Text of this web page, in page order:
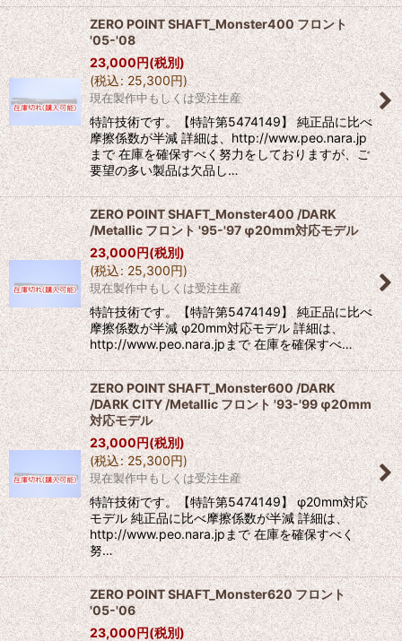
ZERO POINT SHAFT_Monster400 フロント
'05-'08
23,000円(税別)
(税込: 25,300円)
現在製作中もしくは受注生産
特許技術です。【特許第5474149】 純正品に比べ
摩擦係数が半減 詳細は、http://www.peo.nara.jp
まで 在庫を確保すべく努力をしておりますが、ご
要望の多い製品は欠品し…
ZERO POINT SHAFT_Monster400 /DARK
/Metallic フロント '95-'97 φ20mm対応モデル
23,000円(税別)
(税込: 25,300円)
現在製作中もしくは受注生産
特許技術です。【特許第5474149】 純正品に比べ
摩擦係数が半減 φ20mm対応モデル 詳細は、
http://www.peo.nara.jpまで 在庫を確保すべ…
ZERO POINT SHAFT_Monster600 /DARK
/DARK CITY /Metallic フロント '93-'99 φ20mm
対応モデル
23,000円(税別)
(税込: 25,300円)
現在製作中もしくは受注生産
特許技術です。【特許第5474149】 φ20mm対応
モデル 純正品に比べ摩擦係数が半減 詳細は、
http://www.peo.nara.jpまで 在庫を確保すべく
努…
ZERO POINT SHAFT_Monster620 フロント
'05-'06
23,000円(税別)